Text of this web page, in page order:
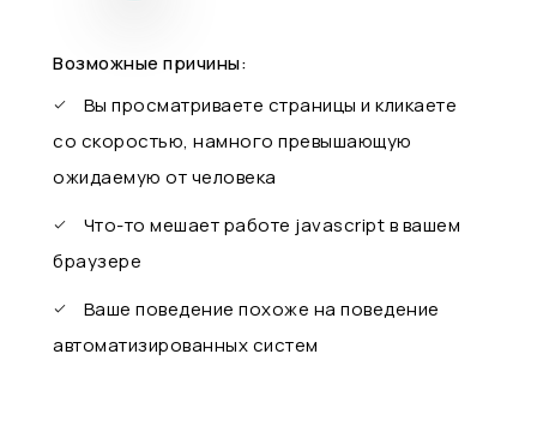
Возможные причины:
Вы просматриваете страницы и кликаете
со скоростью, намного превышающую
ожидаемую от человека
Что-то мешает работе javascript в вашем
браузере
Ваше поведение похоже на поведение
автоматизированных систем